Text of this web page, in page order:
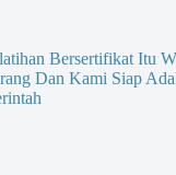
Bersertifikat Itu
Dan Kami Siap